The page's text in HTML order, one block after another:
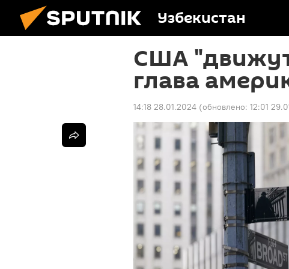
Узбекистан
США
глава
14:18 28.01.2024 (обновлено: 12:01